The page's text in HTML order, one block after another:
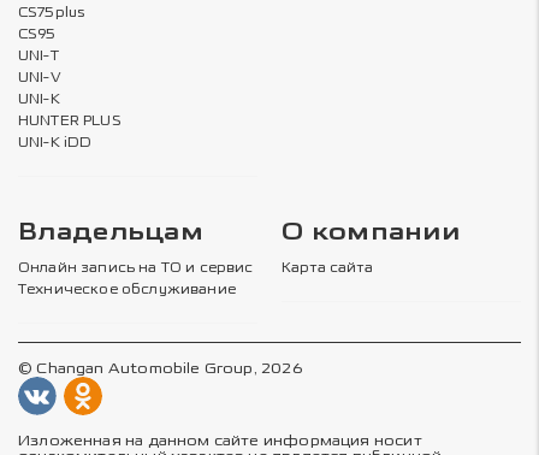
CS75plus
CS95
UNI-T
UNI-V
UNI-K
HUNTER PLUS
UNI-K iDD
Владельцам
Онлайн запись на ТО и сервис
Техническое обслуживание
О компании
Карта сайта
© Changan Automobile Group, 2026
Изложенная на данном сайте информация носит